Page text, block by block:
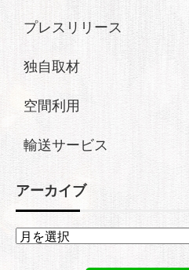
プレスリリース
独自取材
空間利用
輸送サービス
アーカイブ
ア
ー